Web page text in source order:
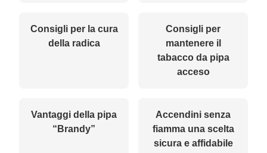
Consigli per la cura
della radica
Consigli per
mantenere il
tabacco da pipa
acceso
Vantaggi della pipa
“Brandy”
Accendini senza
fiamma una scelta
sicura e affidabile